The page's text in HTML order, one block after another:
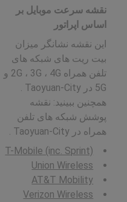
نقشه سرعت موبایل بر
اساس اپراتور
این نقشه نشانگر میزان
بیت ریت های شبکه های
تلفن همراه 2G ، 3G ، 4G و
همچنین ببینید: نقشه
پوشش شبکه های تلفن
همراه در Taoyuan-City .
T-Mobile (inc. Sprint)
Union Wireless
AT&T Mobility
Verizon Wireless